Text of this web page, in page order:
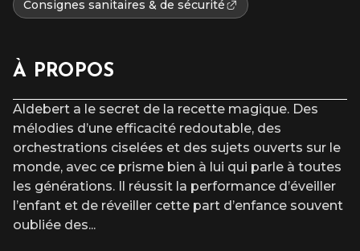
Consignes sanitaires & de sécurité
À PROPOS
Aldebert a le secret de la recette magique. Des
mélodies d’une efficacité redoutable, des
orchestrations ciselées et des sujets ouverts sur le
monde, avec ce prisme bien à lui qui parle à toutes
les générations. Il réussit la performance d’éveiller
l’enfant et de réveiller cette part d’enfance souvent
oubliée des...